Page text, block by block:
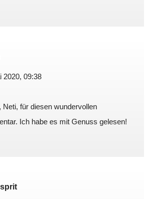
2020, 09:38
Neti, für diesen wundervollen
Ich habe es mit Genuss gelesen!